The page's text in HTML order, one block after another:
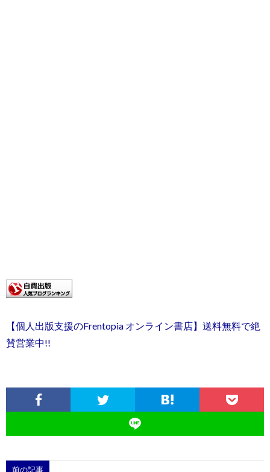
【個人出版支援のFrentopia オンライン書店】送料無料で絶
賛営業中!!
前の記事